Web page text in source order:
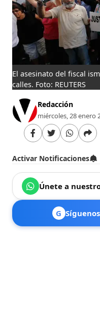
El asesinato del fiscal
calles. Foto: REUTERS
Redacción
miércoles, 28 enero
Activar Notificaciones
Únete a
G